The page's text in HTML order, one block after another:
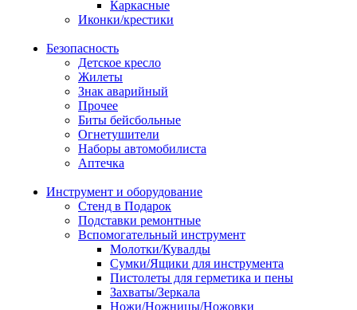
Каркасные
Иконки/крестики
Безопасность
Детское кресло
Жилеты
Знак аварийный
Прочее
Биты бейсбольные
Огнетушители
Наборы автомобилиста
Аптечка
Инструмент и оборудование
Стенд в Подарок
Подставки ремонтные
Вспомогательный инструмент
Молотки/Кувалды
Сумки/Ящики для инструмента
Пистолеты для герметика и пены
Захваты/Зеркала
Ножи/Ножницы/Ножовки